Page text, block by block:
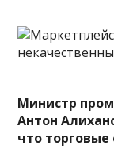
Министр
Антон
что